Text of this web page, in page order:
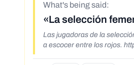
What's being said:
«La selección
Las jugadoras de la
a escocer entre los rojos.